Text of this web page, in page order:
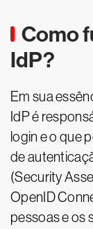
Como
IdP?
Em sua
IdP é
login e o que
de
(Security
OpenID
pessoas e os